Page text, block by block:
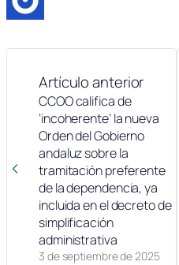
Artículo anterior
3 de septiembre de 2025
CCOO califica de
‘incoherente’ la nueva
Orden del Gobierno
andaluz sobre la
tramitación preferente
de la dependencia, ya
incluida en el decreto de
simplificación
administrativa